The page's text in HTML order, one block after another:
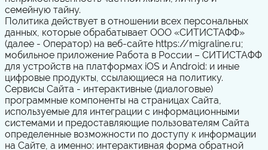
семейную тайну.
Политика действует в отношении всех персональных
данных, которые обрабатывает ООО «СИТИСТАФФ»
(далее - Оператор) на веб-сайте https://migraline.ru;
мобильное приложение Работа в России – СИТИСТАФФ
для устройств на платформах iOS и Android: и иные
цифровые продукты, ссылающиеся на политику.
Сервисы Сайта - интерактивные (диалоговые)
программные компоненты на страницах Сайта,
используемые для интеграции с информационными
системами и предоставляющие пользователям Сайта
определенные возможности по доступу к информации
на Сайте, а именно: интерактивная форма обратной